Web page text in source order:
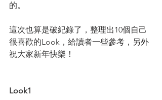
的。
這次也算是破紀錄了，整理出10個自己
很喜歡的Look，給讀者一些參考，另外
祝大家新年快樂！
Look1